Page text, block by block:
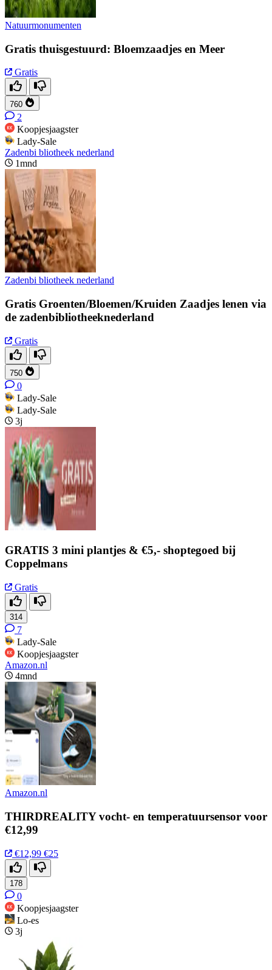
Natuurmonumenten
Gratis thuisgestuurd: Bloemzaadjes en Meer
Gratis
760
2
Koopjesjaagster
Lady-Sale
Zadenbi bliotheek nederland
1mnd
Zadenbi bliotheek nederland
Gratis Groenten/Bloemen/Kruiden Zaadjes lenen via
de zadenbibliotheeknederland
Gratis
750
0
Lady-Sale
Lady-Sale
3j
GRATIS 3 mini plantjes & €5,- shoptegoed bij
Coppelmans
Gratis
314
7
Lady-Sale
Koopjesjaagster
Amazon.nl
4mnd
Amazon.nl
THIRDREALITY vocht- en temperatuursensor voor
€12,99
€12,99 €25
178
0
Koopjesjaagster
Lo-es
3j